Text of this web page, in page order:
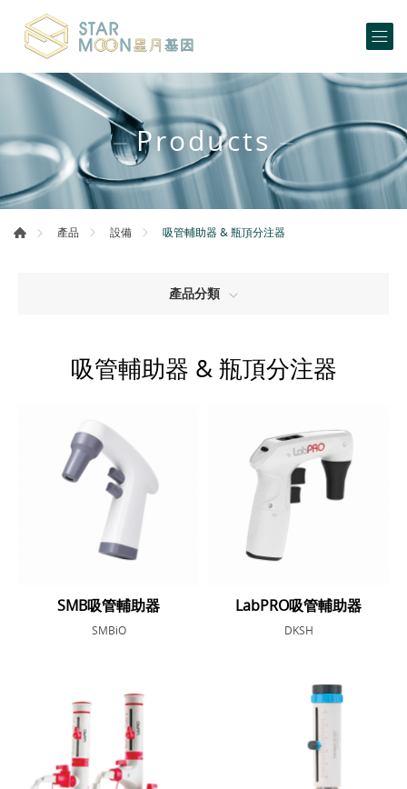
Products
產品 設備 吸管輔助器 & 瓶頂分注器
產品分類
吸管輔助器 & 瓶頂分注器
SMB吸管輔助器
SMBiO
LabPRO吸管輔助器
DKSH